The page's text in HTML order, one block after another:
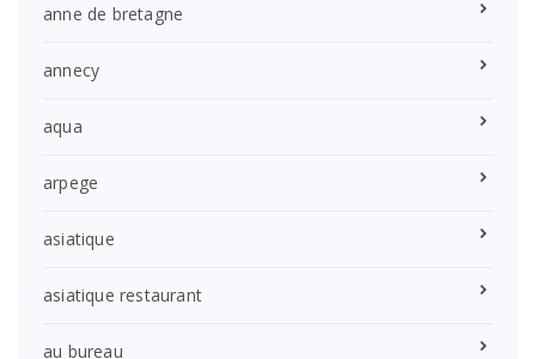
anne de bretagne
annecy
aqua
arpege
asiatique
asiatique restaurant
au bureau